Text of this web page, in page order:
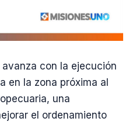
con la ejecución
en la zona próxima al
una
el ordenamiento